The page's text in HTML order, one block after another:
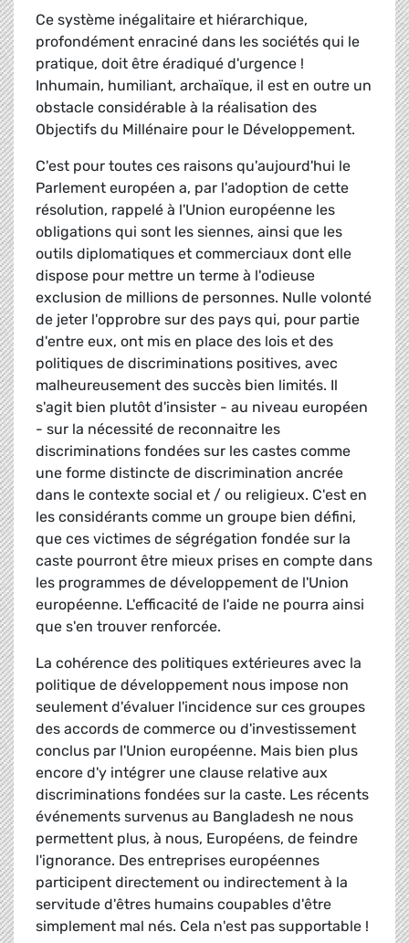
Ce système inégalitaire et hiérarchique,
profondément enraciné dans les sociétés qui le
pratique, doit être éradiqué d'urgence !
Inhumain, humiliant, archaïque, il est en outre un
obstacle considérable à la réalisation des
Objectifs du Millénaire pour le Développement.
C'est pour toutes ces raisons qu'aujourd'hui le
Parlement européen a, par l'adoption de cette
résolution, rappelé à l'Union européenne les
obligations qui sont les siennes, ainsi que les
outils diplomatiques et commerciaux dont elle
dispose pour mettre un terme à l'odieuse
exclusion de millions de personnes. Nulle volonté
de jeter l'opprobre sur des pays qui, pour partie
d'entre eux, ont mis en place des lois et des
politiques de discriminations positives, avec
malheureusement des succès bien limités. Il
s'agit bien plutôt d'insister - au niveau européen
- sur la nécessité de reconnaitre les
discriminations fondées sur les castes comme
une forme distincte de discrimination ancrée
dans le contexte social et / ou religieux. C'est en
les considérants comme un groupe bien défini,
que ces victimes de ségrégation fondée sur la
caste pourront être mieux prises en compte dans
les programmes de développement de l'Union
européenne. L'efficacité de l'aide ne pourra ainsi
que s'en trouver renforcée.
La cohérence des politiques extérieures avec la
politique de développement nous impose non
seulement d'évaluer l'incidence sur ces groupes
des accords de commerce ou d'investissement
conclus par l'Union européenne. Mais bien plus
encore d'y intégrer une clause relative aux
discriminations fondées sur la caste. Les récents
événements survenus au Bangladesh ne nous
permettent plus, à nous, Européens, de feindre
l'ignorance. Des entreprises européennes
participent directement ou indirectement à la
servitude d'êtres humains coupables d'être
simplement mal nés. Cela n'est pas supportable !